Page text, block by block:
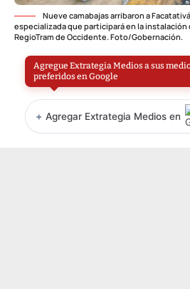
Nueve camabajas arribaron a
especializada que participará en la
RegioTram de Occidente. Foto/Gobernación.
Agregue Extrategia Medios a sus
preferidos en Google
+ Agregar Extrategia Medios en